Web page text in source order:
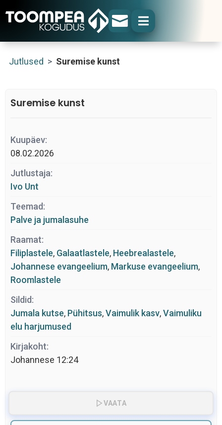
 
Jutlused > Suremise kunst
Suremise kunst
Kuupäev:
08.02.2026
Jutlustaja:
Ivo Unt
Teemad:
Palve ja jumalasuhe
Raamat:
Filiplastele, Galaatlastele, Heebrealastele,
Johannese evangeelium, Markuse evangeelium,
Roomlastele
Sildid:
Jumala kutse, Pühitsus,Vaimulik kasv,Vaimuliku
elu harjumused
Kirjakoht:
Johannese 12:24
VAATA